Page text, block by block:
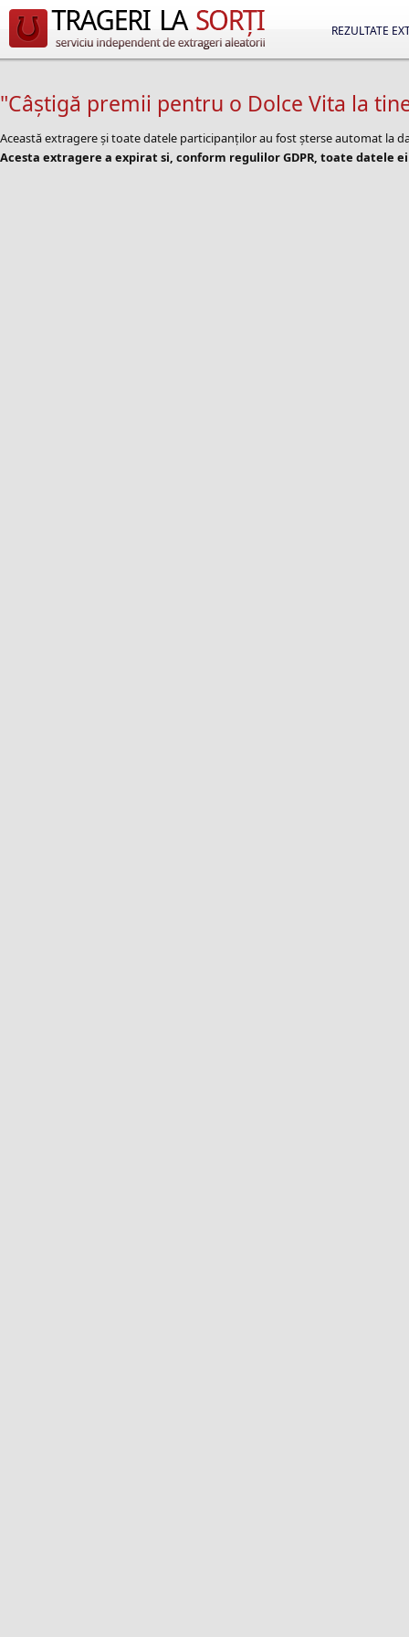
REZULTATE
"Câștigă premii pentru o Dolce Vita la
Această extragere și toate datele participanților au fost șterse automat la
Acesta extragere a expirat si, conform regulilor GDPR, toate datele